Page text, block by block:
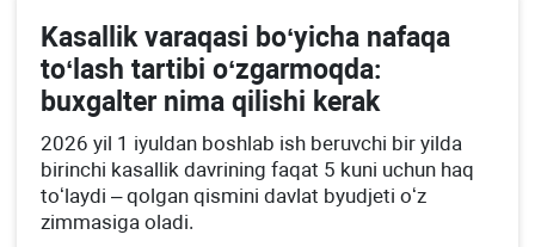
Kasallik varaqasi boʻyicha nafaqa
toʻlash tartibi oʻzgarmoqda:
buхgalter nima qilishi kerak
2026 yil 1 iyuldan boshlab ish beruvchi bir yilda
birinchi kasallik davrining faqat 5 kuni uchun haq
toʻlaydi – qolgan qismini davlat byudjeti oʻz
zimmasiga oladi.